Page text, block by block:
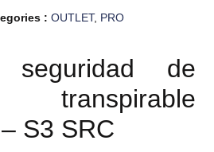
:OUTLET, PRO
de
S3 SRC